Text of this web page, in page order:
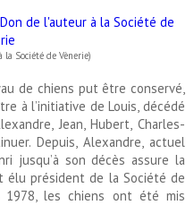
Société de Vènerie)
de chiens put être conservé,
à l’initiative de Louis, décédé
Jean, Hubert, Charles-
Depuis, Alexandre, actuel
jusqu’à son décès assure la
élu président de la Société de
1978, les chiens ont été mis